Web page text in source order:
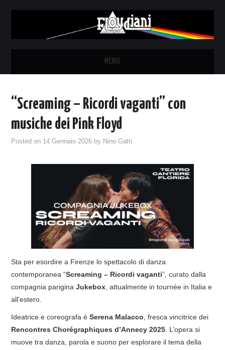
MENU
THE LUNATICS
SYD BARRETT – ALLE SOGLIE
FANZINE
COVER & TRIBUTI
EVENTI
DISCOGRAFIA
LINKS
CONTATTI
“Screaming – Ricordi vaganti” con
musiche dei Pink Floyd
Posted on 14 Gennaio 2026 by Nino Gatti
Sta per esordire a Firenze lo spettacolo di danza
contemporanea “Screaming – Ricordi vaganti”, curato dalla
compagnia pariginaJukebox , attualmente in tournée in Italia e
all’estero.
Ideatrice e coreografa èSerena Malacco , fresca vincitrice dei
Rencontres Chorégraphiques d’Annecy 2025 . L’opera si
muove tra danza, parola e suono per esplorare il tema della